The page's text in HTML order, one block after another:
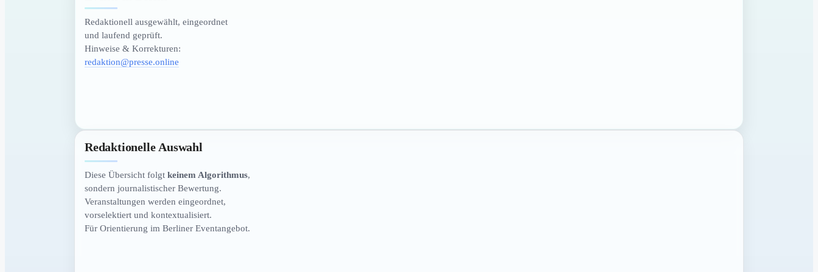
Redaktionell ausgewählt, eingeordnet
und laufend geprüft.
Hinweise & Korrekturen:
redaktion@presse.online
Redaktionelle Auswahl
Diese Übersicht folgt keinem Algorithmus,
sondern journalistischer Bewertung.
Veranstaltungen werden eingeordnet,
vorselektiert und kontextualisiert.
Für Orientierung im Berliner Eventangebot.